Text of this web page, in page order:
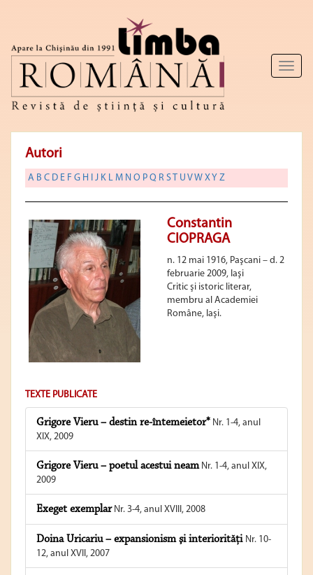
Toggle
Autori
A B C D E F G H I J K L M N O P Q R S T U VW X Y Z
Constantin
CIOPRAGA
n. 12 mai 1916, Paşcani – d. 2
februarie 2009, Iaşi
Critic şi istoric literar,
membru al Academiei
Române, Iaşi.
TEXTE PUBLICATE
Grigore Vieru – destin re-întemeietor* Nr. 1-4, anul
XIX, 2009
Grigore Vieru – poetul acestui neamNr. 1-4, anul XIX,
2009
Exeget exemplarNr. 3-4, anul XVIII, 2008
Doina Uricariu – expansionism şi interiorităţi Nr. 10-
12, anul XVII, 2007